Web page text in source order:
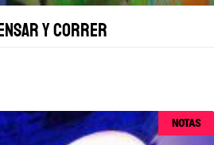
y correr
NOTAS